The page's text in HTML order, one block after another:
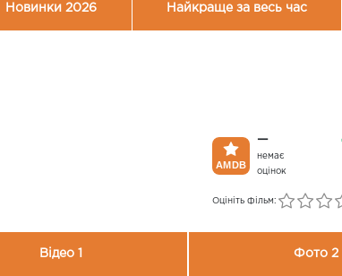
Новинки 2026 Найкраще за весь час
—
немає
оцінок
Оцініть фільм:
Відео 1 Фото 2